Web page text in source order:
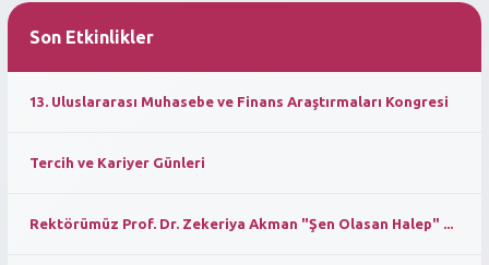
Son Etkinlikler
13. Uluslararası Muhasebe ve Finans Araştırmaları Kongresi
Tercih ve Kariyer Günleri
Rektörümüz Prof. Dr. Zekeriya Akman "Şen Olasan Halep" ...